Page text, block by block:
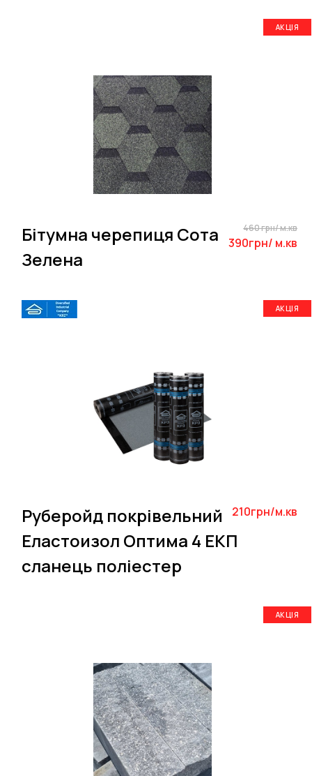
АКЦІЯ
Бітумна черепиця Сота
Зелена
460 грн/ м.кв
390грн/ м.кв
АКЦІЯ
Руберойд покрівельний
Еластоизол Оптима 4 ЕКП
сланець поліестер
210грн/м.кв
АКЦІЯ